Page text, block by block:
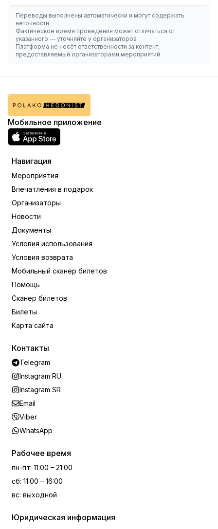
Переводы выполнены автоматически и могут содержать
неточности
Фактическое время проведения может отличаться от
указанного — уточняйте у организаторов
Платформа не несёт ответственности за контент,
предоставляемый организаторами мероприятий
Мобильное приложение
Навигация
Мероприятия
Впечатления в подарок
Организаторы
Новости
Документы
Условия использования
Условия возврата
Мобильный сканер билетов
Помощь
Сканер билетов
Билеты
Карта сайта
Контакты
Telegram
Instagram RU
Instagram SR
Email
Viber
WhatsApp
Рабочее время
пн-пт: 11:00 – 21:00
сб: 11:00 – 16:00
вс: выходной
Юридическая информация